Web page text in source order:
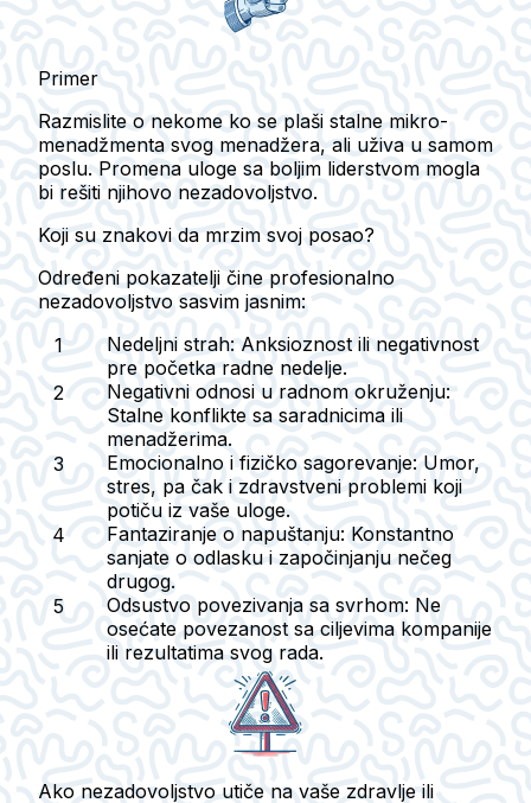
Primer
Razmislite o nekome ko se plaši stalne mikro-
menadžmenta svog menadžera, ali uživa u samom
poslu. Promena uloge sa boljim liderstvom mogla
bi rešiti njihovo nezadovoljstvo.
Koji su znakovi da mrzim svoj posao?
Određeni pokazatelji čine profesionalno
nezadovoljstvo sasvim jasnim:
Nedeljni strah: Anksioznost ili negativnost
pre početka radne nedelje.
Negativni odnosi u radnom okruženju:
Stalne konflikte sa saradnicima ili
menadžerima.
Emocionalno i fizičko sagorevanje: Umor,
stres, pa čak i zdravstveni problemi koji
potiču iz vaše uloge.
Fantaziranje o napuštanju: Konstantno
sanjate o odlasku i započinjanju nečeg
drugog.
Odsustvo povezivanja sa svrhom: Ne
osećate povezanost sa ciljevima kompanije
ili rezultatima svog rada.
Ako nezadovoljstvo utiče na vaše zdravlje ili